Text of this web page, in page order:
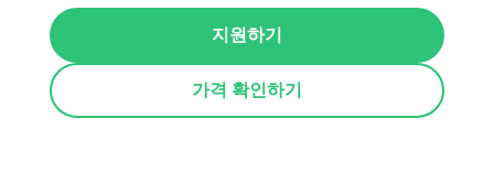
지원하기
가격 확인하기